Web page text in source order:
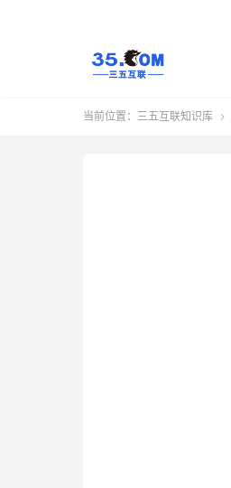
当前位置： 三五互联知识库 